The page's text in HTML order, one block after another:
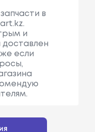
в
и
доставлен
если